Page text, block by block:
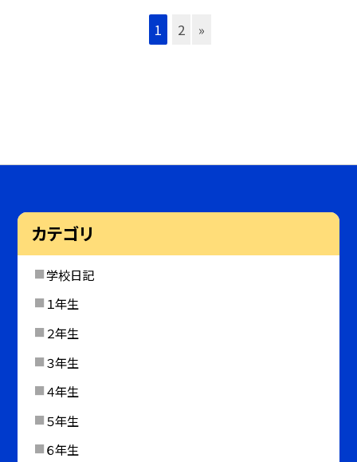
1 2 »
カテゴリ
学校日記
１年生
２年生
３年生
４年生
５年生
６年生